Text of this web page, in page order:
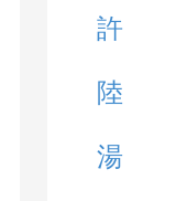
許
陸
湯